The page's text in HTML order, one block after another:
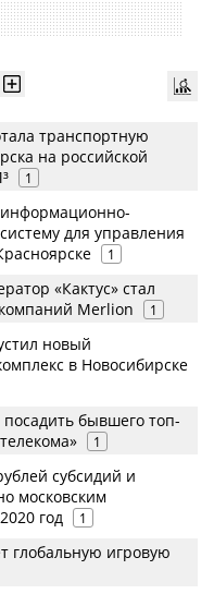
транспортную
на российской
1
информационно-
для управления
1
«Кактус» стал
Merlion
1
новый
в Новосибирске
бывшего топ-
1
субсидий и
московским
год
1
глобальную игровую